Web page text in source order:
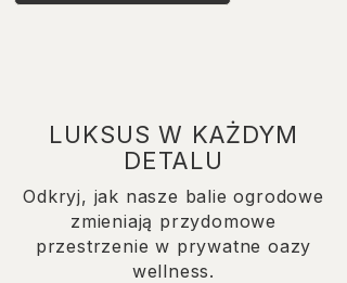
LUKSUS W KAŻDYM
DETALU
Odkryj, jak nasze balie ogrodowe
zmieniają przydomowe
przestrzenie w prywatne oazy
wellness.